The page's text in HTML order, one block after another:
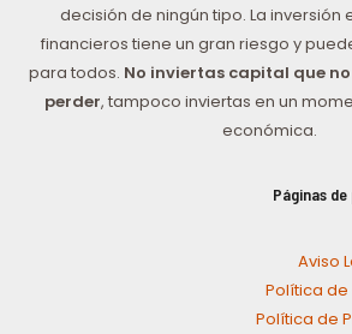
decisión de ningún tipo. La inversión
financieros tiene un gran riesgo y
para todos. No inviertas capital que
perder, tampoco inviertas en un
económica.
Páginas
Aviso
Política de
Política de